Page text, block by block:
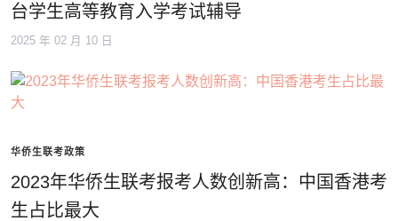
台学生高等教育入学考试辅导
2025 年 02 月 10 日
华侨生联考政策
2023年华侨生联考报考人数创新高：中国香港考
生占比最大